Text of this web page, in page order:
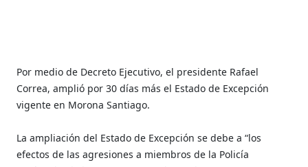
Por medio de Decreto Ejecutivo, el presidente Rafael
Correa, amplió por 30 días más el Estado de Excepción
vigente en Morona Santiago.
La ampliación del Estado de Excepción se debe a “los
efectos de las agresiones a miembros de la Policía